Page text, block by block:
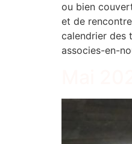
ou bien
et de
calendrier des
associes-en-